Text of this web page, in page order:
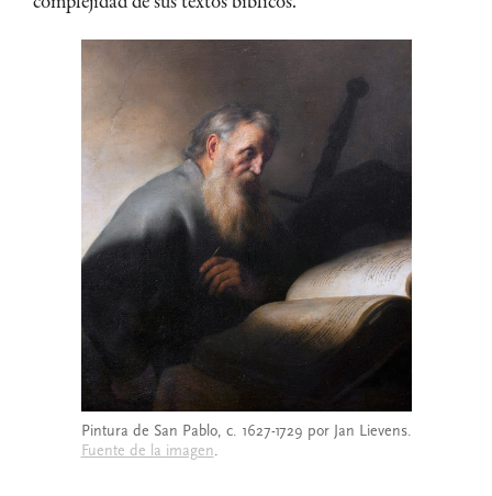
Pintura de San Pablo, c. 1627-1729 por Jan Lievens.
Fuente de la imagen.